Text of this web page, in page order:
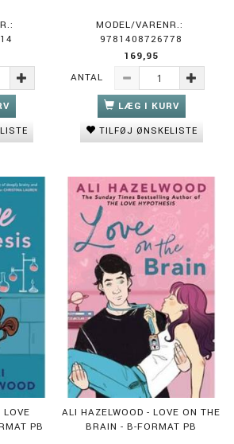
MODEL/VARENR.:
9781408726778
169,95
ANTAL
LÆG I KURV
TILFØJ ØNSKELISTE
LOVE
PB
ALI HAZELWOOD - LOVE ON THE
BRAIN - B-FORMAT PB